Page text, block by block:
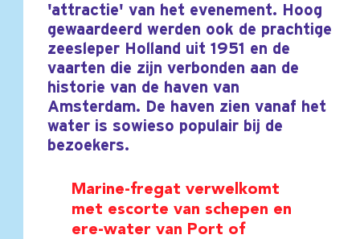
'attractie' van het evenement. Hoog
gewaardeerd werden ook de prachtige
zeesleper Holland uit 1951 en de
vaarten die zijn verbonden aan de
historie van de haven van
Amsterdam. De haven zien vanaf het
water is sowieso populair bij de
bezoekers.
Marine-fregat verwelkomt
met escorte van schepen en
ere-water van Port of